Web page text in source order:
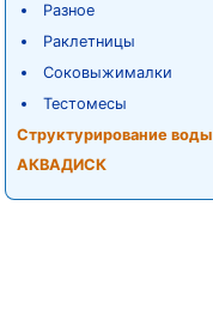
Разное
Раклетницы
Соковыжималки
Тестомесы
Структурирование воды
АКВАДИСК